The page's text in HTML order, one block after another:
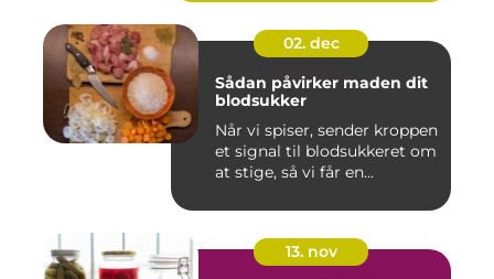
02. dec
Sådan påvirker maden dit
blodsukker
Når vi spiser, sender kroppen
et signal til blodsukkeret om
at stige, så vi får en...
13. nov